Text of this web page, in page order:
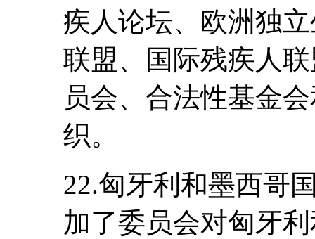
疾人论坛、欧洲独
联盟、国际残疾人
员会、合法性基金
织。
22.匈牙利和墨西哥
加了委员会对匈牙